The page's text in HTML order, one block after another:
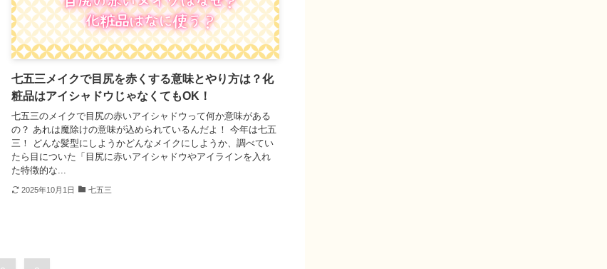
七五三メイクで目尻を赤くする意味とやり方は？化
粧品はアイシャドウじゃなくてもOK！
七五三のメイクで目尻の赤いアイシャドウって何か意味がある
の？ あれは魔除けの意味が込められているんだよ！ 今年は七五
三！ どんな髪型にしようかどんなメイクにしようか、調べてい
たら目についた「目尻に赤いアイシャドウやアイラインを入れ
た特徴的な...
2025年10月1日 七五三